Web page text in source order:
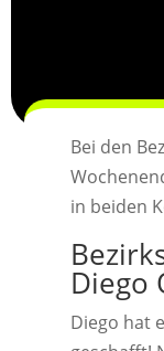
Bei den
in beiden
Diego
Diego hat